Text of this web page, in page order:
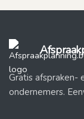
Gratis afspraken-
ondernemers.